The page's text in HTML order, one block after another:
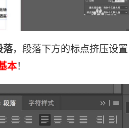
落，段落下方的标点挤压设置
本！